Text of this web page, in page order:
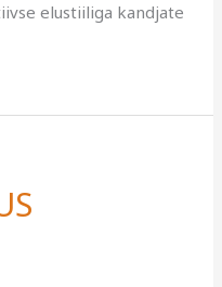
elustiiliga kandjate